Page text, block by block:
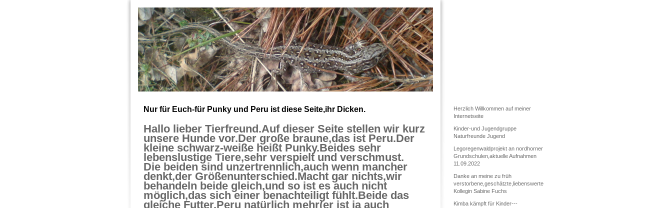
Herzlich Willkommen auf meiner
Internetseite
Kinder-und Jugendgruppe
Naturfreunde Jugend
Legoregenwaldprojekt an nordhorner
Grundschulen,aktuelle Aufnahmen
11.09.2022
Danke an meine zu früh
verstorbene,geschätzte,liebenswerte
Kollegin Sabine Fuchs
Kimba kämpft für Kinder---
Nur für Euch-für Punky und Peru ist diese Seite,ihr Dicken.
Hallo lieber Tierfreund.Auf dieser Seite stellen wir kurz
unsere Hunde vor.Der große braune,das ist Peru.Der
kleine schwarz-weiße heißt Punky.Beides sehr
lebenslustige Tiere,sehr verspielt und verschmust.
Die beiden sind unzertrennlich,auch wenn mancher
denkt,der Größenunterschied.Macht gar nichts,wir
behandeln beide gleich,und so ist es auch nicht
möglich,das sich einer benachteiligt fühlt.Beide das
gleiche Futter,Peru natürlich mehr(er ist ja auch